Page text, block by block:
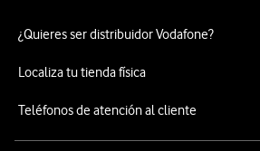
¿Quieres ser distribuidor Vodafone?
Localiza tu tienda física
Teléfonos de atención al cliente